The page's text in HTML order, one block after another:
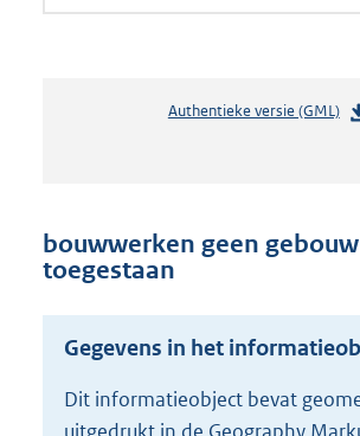
Authentieke versie (GML)b
n
o
t
bouwwerken geen
toegestaan
Gegevens in het
Dit informatieobject bevat